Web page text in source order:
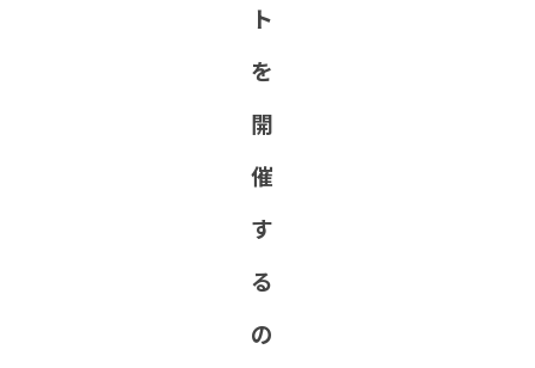
ト
を
開
催
す
る
の